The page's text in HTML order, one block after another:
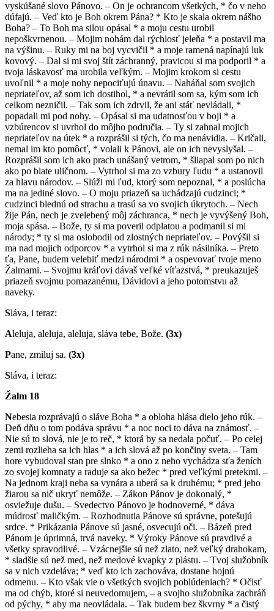
vyskúšané slovo Pánovo. – On je ochrancom všetkých, * čo v neho
dúfajú. – Veď kto je Boh okrem Pána? * Kto je skala okrem nášho
Boha? – To Boh ma silou opásal * a moju cestu urobil
nepoškvrnenou. – Mojim nohám dal rýchlosť jeleňa * a postavil ma
na výšinu. – Ruky mi na boj vycvičil * a moje ramená napínajú luk
kovový. – Dal si mi svoj štít záchranný, pravicou si ma podporil * a
tvoja láskavosť ma urobila veľkým. – Mojim krokom si cestu
uvoľnil * a moje nohy nepociťujú únavu. – Naháňal som svojich
nepriateľov, až som ich dostihol, * a nevrátil som sa, kým som ich
celkom nezničil. – Tak som ich zdrvil, že ani stáť nevládali, *
popadali mi pod nohy. – Opásal si ma udatnosťou v boji * a
vzbúrencov si uvrhol do môjho područia. – Ty si zahnal mojich
nepriateľov na útek * a rozprášil si tých, čo ma nenávidia. – Kričali,
nemal im kto pomôcť, * volali k Pánovi, ale on ich nevyslyšal. –
Rozprášil som ich ako prach unášaný vetrom, * šliapal som po nich
ako po blate uličnom. – Vytrhol si ma zo vzbury ľudu * a ustanovil
za hlavu národov. – Slúži mi ľud, ktorý som nepoznal, * a poslúcha
ma na jediné slovo. – O moju priazeň sa uchádzajú cudzinci; *
cudzinci blednú od strachu a trasú sa vo svojich úkrytoch. – Nech
žije Pán, nech je zvelebený môj záchranca, * nech je vyvýšený Boh,
moja spása. – Bože, ty si ma poveril odplatou a podmanil si mi
národy; * ty si ma oslobodil od zlostných nepriateľov. – Povýšil si
ma nad mojich odporcov * a vytrhol si ma z rúk násilníka. – Preto
ťa, Pane, budem velebiť medzi národmi * a ospevovať tvoje meno
Žalmami. – Svojmu kráľovi dávaš veľké víťazstvá, * preukazuješ
priazeň svojmu pomazanému, Dávidovi a jeho potomstvu až
naveky.
Sláva, i teraz:
Aleluja, aleluja, aleluja, sláva tebe, Bože. (3x)
Pane, zmiluj sa. (3x)
Sláva, i teraz:
Žalm 18
Nebesia rozprávajú o sláve Boha * a obloha hlása dielo jeho rúk. –
Deň dňu o tom podáva správu * a noc noci to dáva na známosť. –
Nie sú to slová, nie je to reč, * ktorá by sa nedala počuť. – Po celej
zemi rozlieha sa ich hlas * a ich slová až po končiny sveta. – Tam
hore vybudoval stan pre slnko * a ono z neho vychádza sťa ženích
zo svojej komnaty a raduje sa ako bežec * pred veľkými pretekmi. –
Na jednom kraji neba sa vynára a uberá sa k druhému; * pred jeho
žiarou sa nič ukryť nemôže. – Zákon Pánov je dokonalý, *
osviežuje dušu. – Svedectvo Pánovo je hodnoverné, * dáva
múdrosť maličkým. – Rozhodnutia Pánove sú správne, potešujú
srdce. * Prikázania Pánove sú jasné, osvecujú oči. – Bázeň pred
Pánom je úprimná, trvá naveky. * Výroky Pánove sú pravdivé a
všetky spravodlivé. – Vzácnejšie sú než zlato, než veľký drahokam,
* sladšie sú než med, než medové kvapky z plástu. – Tvoj služobník
sa v nich vzdeláva; * veď kto ich zachováva, dostane hojnú
odmenu. – Kto však vie o všetkých svojich poblúdeniach? * Očisť
ma od chýb, ktoré si neuvedomujem, – a svojho služobníka zachráň
od pýchy, * aby ma neovládala. – Tak budem bez škvrny * a čistý